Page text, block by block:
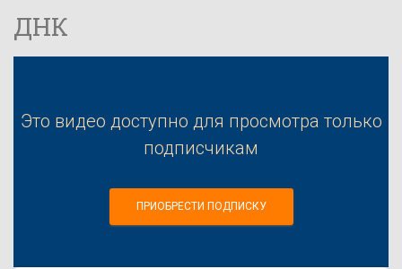
ДНК
Это видео доступно для просмотра только
подписчикам
ПРИОБРЕСТИ ПОДПИСКУ